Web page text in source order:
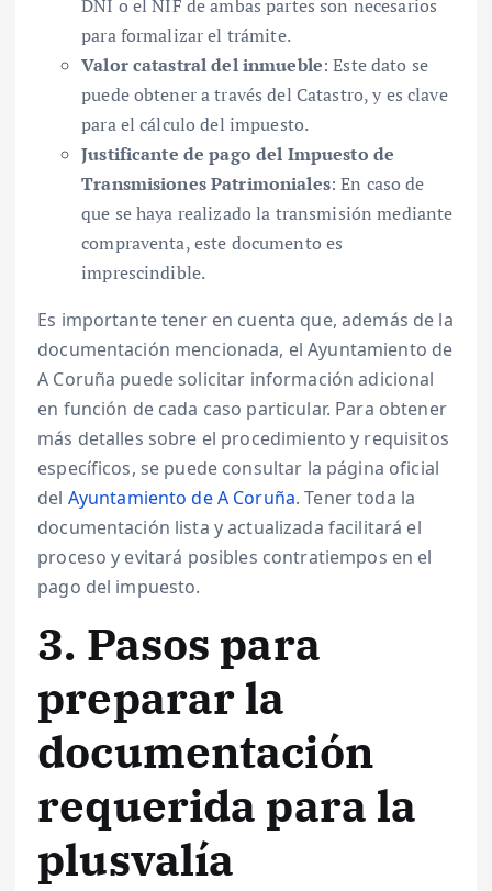
DNI o el NIF de ambas partes son necesarios
para formalizar el trámite.
Valor catastral del inmueble: Este dato se
puede obtener a través del Catastro, y es clave
para el cálculo del impuesto.
Justificante de pago del Impuesto de
Transmisiones Patrimoniales: En caso de
que se haya realizado la transmisión mediante
compraventa, este documento es
imprescindible.
Es importante tener en cuenta que, además de la
documentación mencionada, el Ayuntamiento de
A Coruña puede solicitar información adicional
en función de cada caso particular. Para obtener
más detalles sobre el procedimiento y requisitos
específicos, se puede consultar la página oficial
del Ayuntamiento de A Coruña. Tener toda la
documentación lista y actualizada facilitará el
proceso y evitará posibles contratiempos en el
pago del impuesto.
3. Pasos para
preparar la
documentación
requerida para la
plusvalía